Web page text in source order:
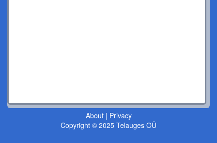
About| Privacy
Copyright © 2025 Telauges OÜ